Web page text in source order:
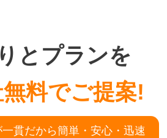
とプランを
料でご提案!
貫だから簡単・安心・迅速